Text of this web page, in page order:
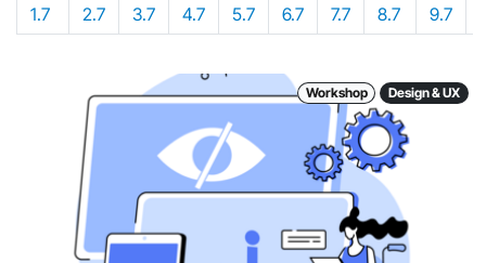
1.7
2.7
3.7
4.7
5.7
6.7
7.7
8.7
9.7
Workshop Design & UX